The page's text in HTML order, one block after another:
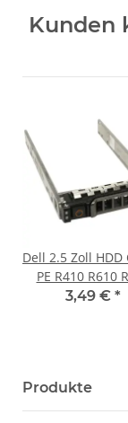
Kunden
Dell 2.5 Zoll HDD
PE R410 R610
R720 R710
3,49 € *
Produkte